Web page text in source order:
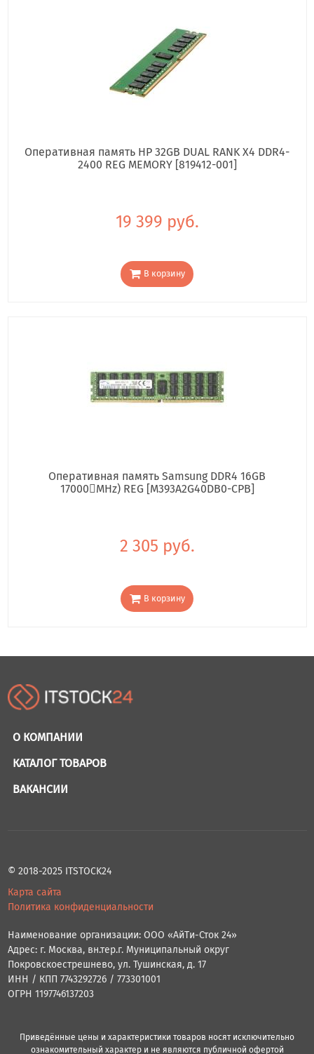
Оперативная память HP 32GB DUAL RANK X4 DDR4-
2400 REG MEMORY [819412-001]
19 399 руб.
В корзину
Оперативная память Samsung DDR4 16GB
17000񢋕MHz) REG [M393A2G40DB0-CPB]
2 305 руб.
В корзину
О КОМПАНИИ
КАТАЛОГ ТОВАРОВ
ВАКАНСИИ
© 2018-2025 ITSTOCK24
Карта сайта
Политика конфиденциальности
Наименование организации: ООО «АйТи-Сток 24»
Адрес: г. Москва, вн.тер.г. Муниципальный округ
Покровскоестрешнево, ул. Тушинская, д. 17
ИНН / КПП 7743292726 / 773301001
ОГРН 1197746137203
Приведённые цены и характеристики товаров носят исключительно
ознакомительный характер и не являются публичной офертой